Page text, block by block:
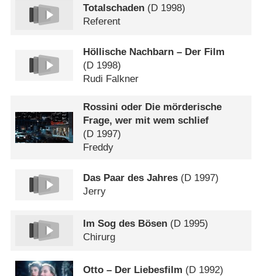
Totalschaden (D 1998)
Referent
Höllische Nachbarn – Der Film
(D 1998)
Rudi Falkner
Rossini oder Die mörderische
Frage, wer mit wem schlief
(D 1997)
Freddy
Das Paar des Jahres (D 1997)
Jerry
Im Sog des Bösen (D 1995)
Chirurg
Otto – Der Liebesfilm (D 1992)